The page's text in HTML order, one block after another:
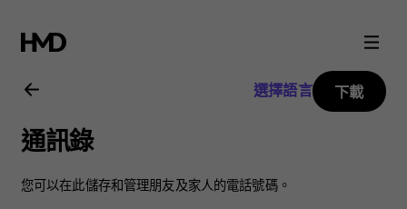
Nokia
4.2
user
guide
選擇語言 下載
通訊錄
您可以在此儲存和管理朋友及家人的電話號碼。